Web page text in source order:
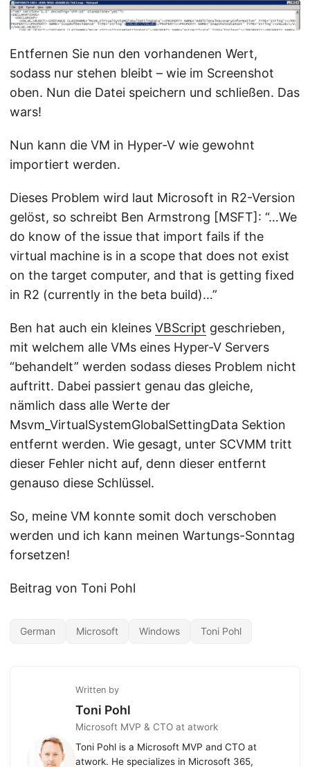
Entfernen Sie nun den vorhandenen Wert,
sodass nur stehen bleibt – wie im Screenshot
oben. Nun die Datei speichern und schließen. Das
wars!
Nun kann die VM in Hyper-V wie gewohnt
importiert werden.
Dieses Problem wird laut Microsoft in R2-Version
gelöst, so schreibt Ben Armstrong [MSFT]: “…We
do know of the issue that import fails if the
virtual machine is in a scope that does not exist
on the target computer, and that is getting fixed
in R2 (currently in the beta build)…”
Ben hat auch ein kleines VBScript geschrieben,
mit welchem alle VMs eines Hyper-V Servers
“behandelt” werden sodass dieses Problem nicht
auftritt. Dabei passiert genau das gleiche,
nämlich dass alle Werte der
Msvm_VirtualSystemGlobalSettingData Sektion
entfernt werden. Wie gesagt, unter SCVMM tritt
dieser Fehler nicht auf, denn dieser entfernt
genauso diese Schlüssel.
So, meine VM konnte somit doch verschoben
werden und ich kann meinen Wartungs-Sonntag
forsetzen!
Beitrag von Toni Pohl
German Microsoft Windows Toni Pohl
Written by
Toni Pohl
Microsoft MVP & CTO at atwork
Toni Pohl is a Microsoft MVP and CTO at
atwork. He specializes in Microsoft 365,